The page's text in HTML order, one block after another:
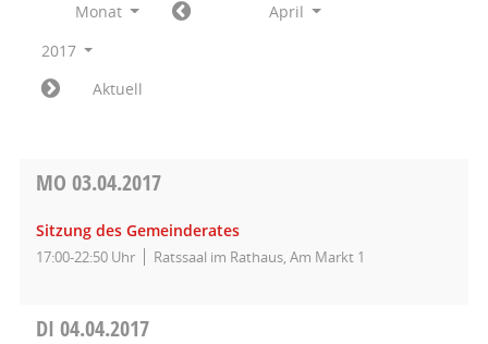
Monat
April
2017
Aktuell
MO 03.04.2017
Sitzung des Gemeinderates
17:00-22:50 Uhr Ratssaal im Rathaus, Am Markt 1
DI 04.04.2017